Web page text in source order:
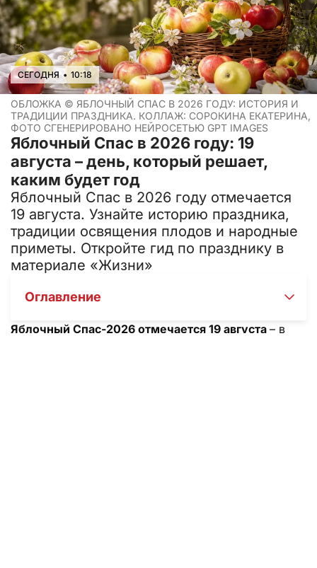
СЕГОДНЯ • 10:18
ОБЛОЖКА © ЯБЛОЧНЫЙ СПАС В 2026 ГОДУ: ИСТОРИЯ И
ТРАДИЦИИ ПРАЗДНИКА. КОЛЛАЖ: СОРОКИНА ЕКАТЕРИНА,
ФОТО СГЕНЕРИРОВАНО НЕЙРОСЕТЬЮ GPT IMAGES
Яблочный Спас в 2026 году: 19
августа – день, который решает,
каким будет год
Яблочный Спас в 2026 году отмечается
19 августа. Узнайте историю праздника,
традиции освящения плодов и народные
приметы. Откройте гид по празднику в
материале «Жизни»
Оглавление
Яблочный Спас-2026 отмечается 19 августа – в